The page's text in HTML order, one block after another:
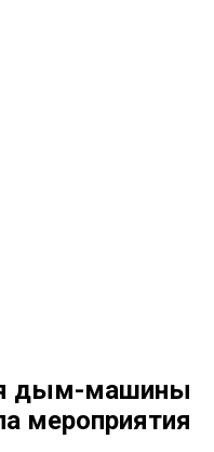
дым-машины
мероприятия